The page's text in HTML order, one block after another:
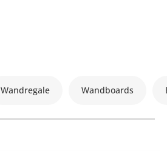
Wandregale Wandboards